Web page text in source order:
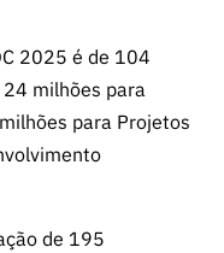
digitais da
Canais de
Denúncia
PRR –
2025 é de 104
milhões para
para Projetos
de 195